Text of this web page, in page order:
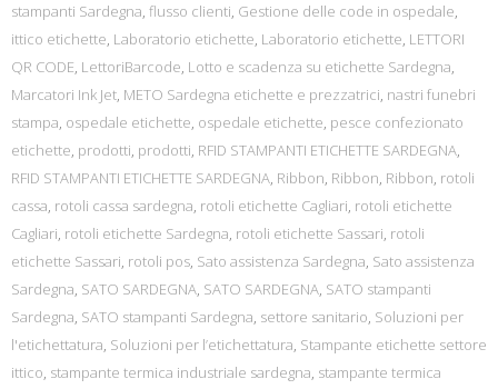
stampanti Sardegna, flusso clienti, Gestione delle code in ospedale,
ittico etichette, Laboratorio etichette, Laboratorio etichette, LETTORI
QR CODE, LettoriBarcode, Lotto e scadenza su etichette Sardegna,
Marcatori Ink Jet, METO Sardegna etichette e prezzatrici, nastri funebri
stampa, ospedale etichette, ospedale etichette, pesce confezionato
etichette, prodotti, prodotti, RFID STAMPANTI ETICHETTE SARDEGNA,
RFID STAMPANTI ETICHETTE SARDEGNA, Ribbon, Ribbon, Ribbon, rotoli
cassa, rotoli cassa sardegna, rotoli etichette Cagliari, rotoli etichette
Cagliari, rotoli etichette Sardegna, rotoli etichette Sassari, rotoli
etichette Sassari, rotoli pos, Sato assistenza Sardegna, Sato assistenza
Sardegna, SATO SARDEGNA, SATO SARDEGNA, SATO stampanti
Sardegna, SATO stampanti Sardegna, settore sanitario, Soluzioni per
l'etichettatura, Soluzioni per l’etichettatura, Stampante etichette settore
ittico, stampante termica industriale sardegna, stampante termica